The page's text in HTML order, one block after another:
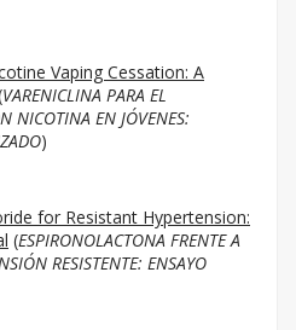
Vaping Cessation: A
VARENICLINA PARA EL
NICOTINA EN JÓVENES:
)
for Resistant Hypertension:
(ESPIRONOLACTONA FRENTE A
RESISTENTE: ENSAYO